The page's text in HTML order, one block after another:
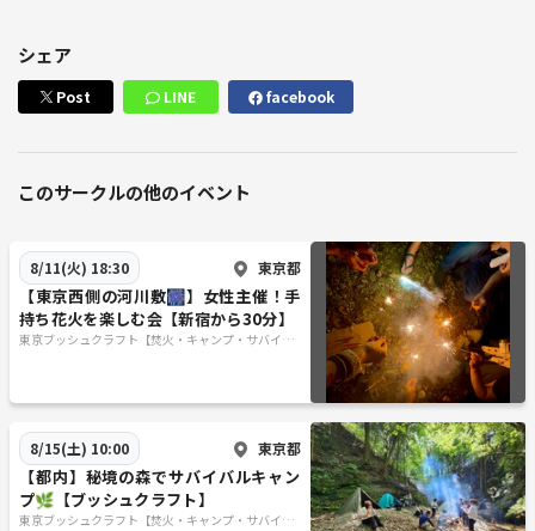
シェア
Post LINE facebook
このサークルの他のイベント
8/11(火) 18:30 東京都
【東京西側の河川敷🎆】女性主催！手
持ち花火を楽しむ会【新宿から30分】
東京ブッシュクラフト【焚火・キャンプ・サバイバ
8/15(土) 10:00 東京都
【都内】秘境の森でサバイバルキャン
プ🌿【ブッシュクラフト】
東京ブッシュクラフト【焚火・キャンプ・サバイバ